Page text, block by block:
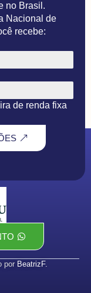
no Brasil.
Nacional de
recebe:
de renda fixa
por BeatrizF.